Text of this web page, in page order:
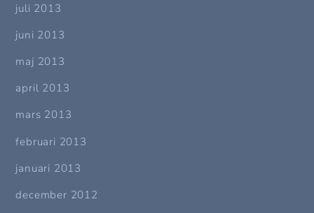
juli 2013
juni 2013
maj 2013
april 2013
mars 2013
februari 2013
januari 2013
december 2012